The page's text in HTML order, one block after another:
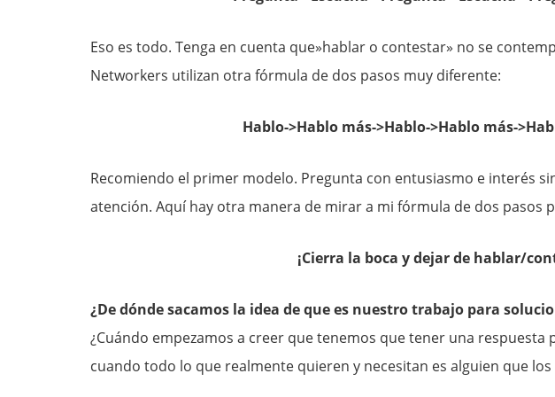
Eso es todo. Tenga en cuenta que»hablar o contestar» no se
Networkers utilizan otra fórmula de dos pasos muy diferente:
Hablo->Hablo más->Hablo->Hablo más-
Recomiendo el primer modelo. Pregunta con entusiasmo e interés
atención. Aquí hay otra manera de mirar a mi fórmula de dos pasos
¡Cierra la boca y dejar de hablar/
¿De dónde sacamos la idea de que es nuestro trabajo para
¿Cuándo empezamos a creer que tenemos que tener una respuesta
cuando todo lo que realmente quieren y necesitan es alguien que los